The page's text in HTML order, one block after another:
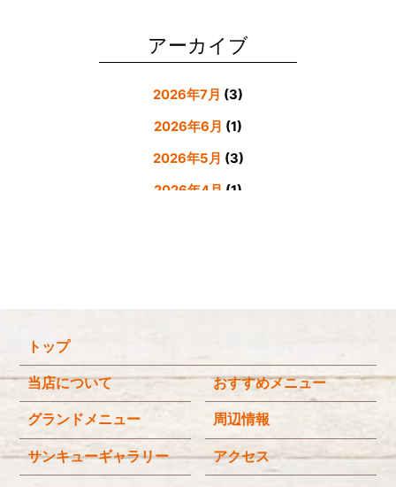
アーカイブ
2026年7月 (3)
2026年6月 (1)
2026年5月 (3)
2026年4月 (1)
2025年9月(3)
2025年8月(4)
2025年6月(3)
トップ
当店について おすすめメニュー
グランドメニュー 周辺情報
サンキューギャラリー アクセス